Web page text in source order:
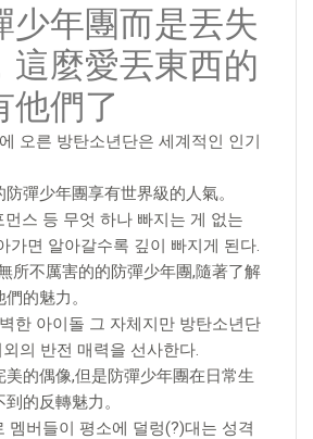
少年團而是丟失
這麼愛丟東西的
他們了
오른 방탄소년단은 세계적인 인기
彈少年團享有世界級的人氣。
먼스 등 무엇 하나 빠지는 게 없는
가면 알아갈수록 깊이 빠지게 된다.
所不厲害的的防彈少年團,隨著了解
的魅力。
한 아이돌 그 자체지만 방탄소년단
의 반전 매력을 선사한다.
的偶像,但是防彈少年團在日常生
的反轉魅力。
멤버들이 평소에 덜렁(?)대는 성격